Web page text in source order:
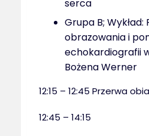
serca
Grupa B;
obrazowania i
echokardiografii
Bożena Werner
12:15 – 12:45 Przerwa
12:45 – 14:15